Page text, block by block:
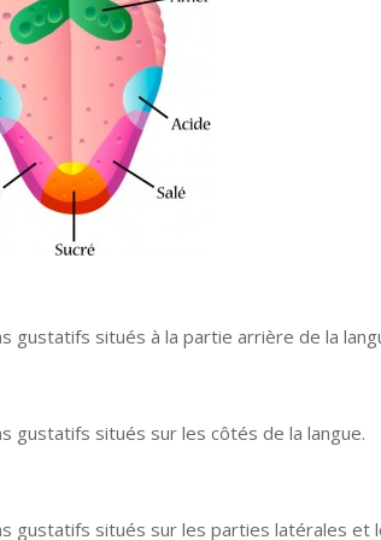
gustatifs situés à la partie arrière de la
gustatifs situés sur les côtés de la langue.
gustatifs situés sur les parties latérales et